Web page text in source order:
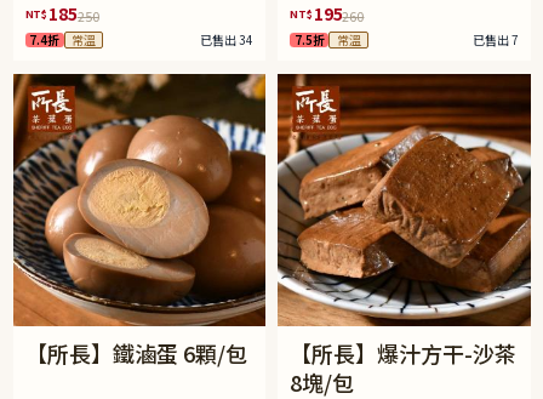
NT$ 185250
7.4折 常溫 已售出 34
NT$ 195260
7.5折 常溫 已售出 7
【所長】鐵滷蛋 6顆/包
【所長】爆汁方干-沙茶
8塊/包